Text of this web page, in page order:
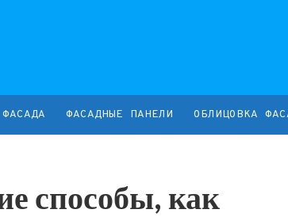
ФАСАДНЫЕ ПАНЕЛИ ОБЛИЦОВКА
способы, как